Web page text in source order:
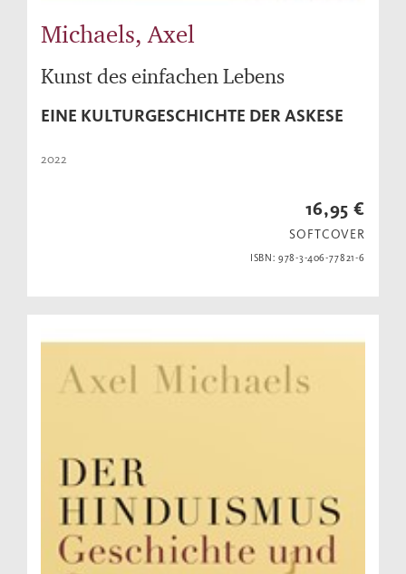
Michaels, Axel
Kunst des einfachen Lebens
EINE KULTURGESCHICHTE DER ASKESE
2022
16,95 €
SOFTCOVER
ISBN: 978-3-406-77821-6